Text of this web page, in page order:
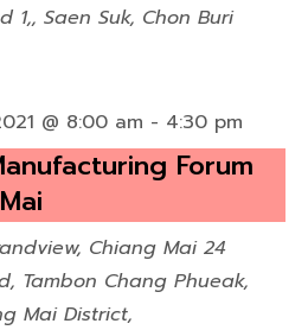
e
r
c
h
a
i
1,, Saen Suk, Chon Buri
@ 8:00 am - 4:30 pm
Forum
Chiang Mai 24
Tambon Chang Phueak,
Mai District,